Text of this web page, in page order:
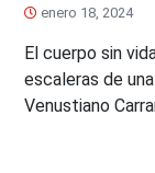
enero 18, 2024
El cuerpo sin
escaleras de
Venustiano